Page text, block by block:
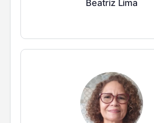
Beatriz Lima